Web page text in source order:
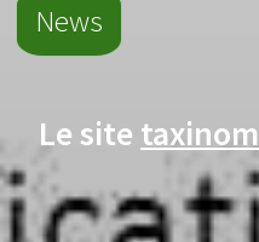
News
Le site